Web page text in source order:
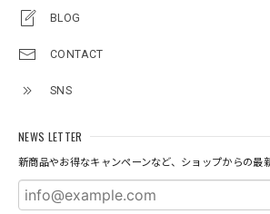
BLOG
CONTACT
SNS
NEWS LETTER
新商品やお得なキャンペーンなど、ショップからの最